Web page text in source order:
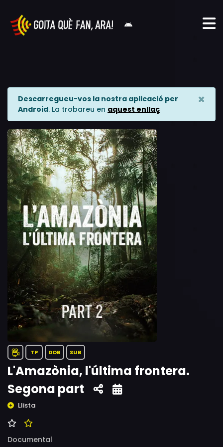
Descarregueu-vos la nostra aplicació per
Android. La trobareu en aquest enllaç
×
TP DOB SUB
L'Amazònia, l'última frontera.
Segona part
Llista
Documental